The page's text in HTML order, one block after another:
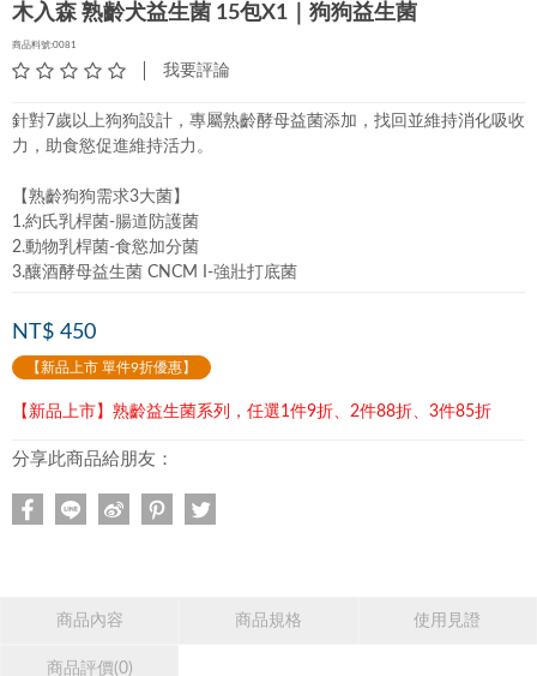
分享此商品給朋友：
木入森 熟齡犬益生菌 15包X1｜狗狗益生菌
商品料號:0081
我要評論
針對7歲以上狗狗設計，專屬熟齡酵母益菌添加，找回並維持消化吸收
力，助食慾促進維持活力。
【熟齡狗狗需求3大菌】
1.約氏乳桿菌-腸道防護菌
2.動物乳桿菌-食慾加分菌
3.釀酒酵母益生菌 CNCM I-強壯打底菌
NT$ 450
【新品上市 單件9折優惠】
【新品上市】熟齡益生菌系列，任選1件9折、2件88折、3件85折
商品內容 商品規格 使用見證
商品評價(0)